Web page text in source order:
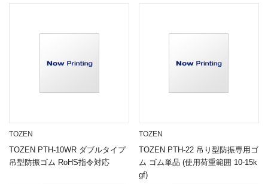
TOZEN
TOZEN PTH-10WR ダブルタイプ
吊型防振ゴム RoHS指令対応
TOZEN
TOZEN PTH-22 吊り型防振専用ゴ
ム ゴム単品 (使用荷重範囲 10-15k
gf)